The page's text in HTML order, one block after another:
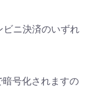
ビニ決済のいずれ
号化されますの